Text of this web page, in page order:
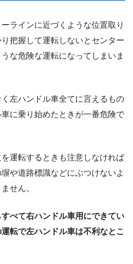
ラインに近づくような位置取り
把握して運転しないとセンター
な危険な運転になってしまいま
左ハンドル車全てに言えるもの
に乗り始めたときが一番危険で
運転するときも注意しなければ
や道路標識などにぶつけないよ
せん。
べて右ハンドル車用にできてい
転で左ハンドル車は不利なとこ